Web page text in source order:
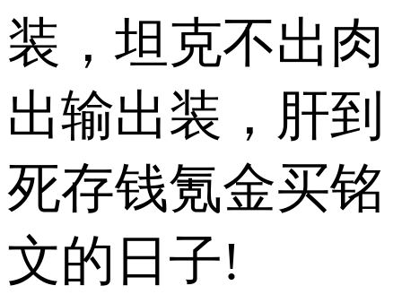
装，坦克不出肉
出输出装，肝到
死存钱氪金买铭
文的日子!